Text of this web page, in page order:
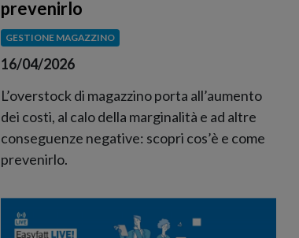
prevenirlo
GESTIONE MAGAZZINO
16/04/2026
L’overstock di magazzino porta all’aumento
dei costi, al calo della marginalità e ad altre
conseguenze negative: scopri cos’è e come
prevenirlo.